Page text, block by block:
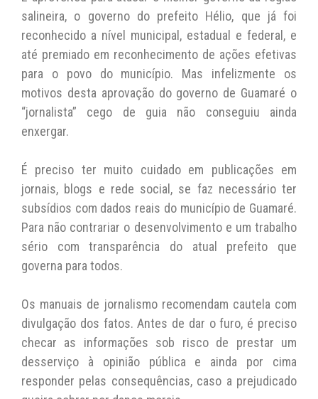
salineira, o governo do prefeito Hélio, que já foi
reconhecido a nível municipal, estadual e federal, e
até premiado em reconhecimento de ações efetivas
para o povo do município. Mas infelizmente os
motivos desta aprovação do governo de Guamaré o
“jornalista” cego de guia não conseguiu ainda
enxergar.
É preciso ter muito cuidado em publicações em
jornais, blogs e rede social, se faz necessário ter
subsídios com dados reais do município de Guamaré.
Para não contrariar o desenvolvimento e um trabalho
sério com transparência do atual prefeito que
governa para todos.
Os manuais de jornalismo recomendam cautela com
divulgação dos fatos. Antes de dar o furo, é preciso
checar as informações sob risco de prestar um
desserviço à opinião pública e ainda por cima
responder pelas consequências, caso a prejudicado